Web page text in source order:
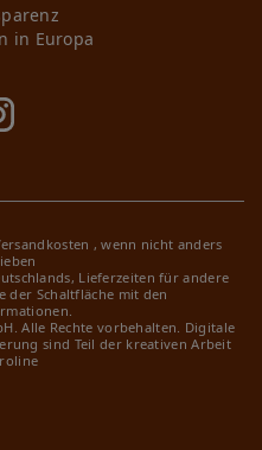
in Europa
, wenn nicht anders
Lieferzeiten für andere
der Schaltfläche mit den
Alle Rechte vorbehalten. Digitale
sind Teil der kreativen Arbeit